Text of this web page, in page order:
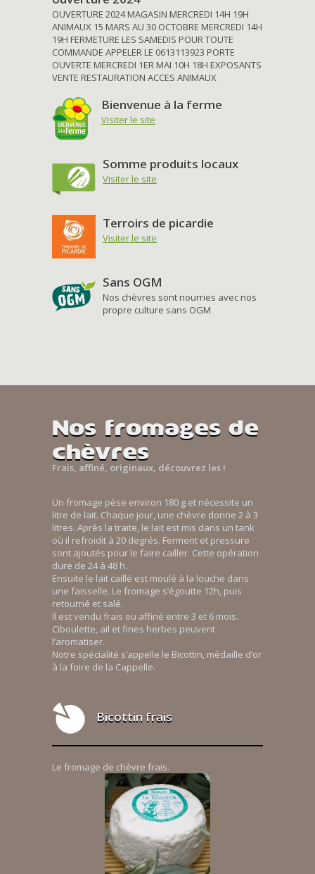
OUVERTURE 2024 MAGASIN MERCREDI 14H 19H
ANIMAUX 15 MARS AU 30 OCTOBRE MERCREDI 14H
19H FERMETURE LES SAMEDIS POUR TOUTE
COMMANDE APPELER LE 0613113923 PORTE
OUVERTE MERCREDI 1ER MAI 10H 18H EXPOSANTS
VENTE RESTAURATION ACCES ANIMAUX
Bienvenue à la ferme
Visiter le site
Somme produits locaux
Visiter le site
Terroirs de picardie
Visiter le site
Sans OGM
Nos chèvres sont nourries avec nos
propre culture sans OGM
Nos fromages de
chèvres
Frais, affiné, originaux, découvrez les !
Un fromage pèse environ 180 g et nécessite un
litre de lait. Chaque jour, une chèvre donne 2 à 3
litres. Après la traite, le lait est mis dans un tank
où il refroidit à 20 degrés. Ferment et pressure
sont ajoutés pour le faire cailler. Cette opération
dure de 24 à 48 h.
Ensuite le lait caillé est moulé à la louche dans
une faisselle. Le fromage s’égoutte 12h, puis
retourné et salé.
Il est vendu frais ou affiné entre 3 et 6 mois.
Ciboulette, ail et fines herbes peuvent
l’aromatiser.
Notre spécialité s’appelle le Bicottin, médaille d’or
à la foire de la Cappelle.
Bicottin frais
Le fromage de chèvre frais.